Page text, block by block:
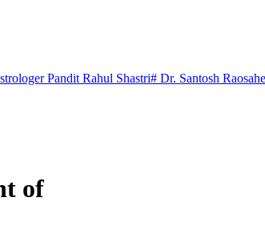
Pandit Rahul Shastri# Dr. Santosh
of